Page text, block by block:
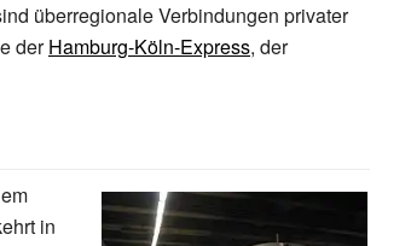
überregionale Verbindungen privater
derHamburg-Köln-Express, der
in